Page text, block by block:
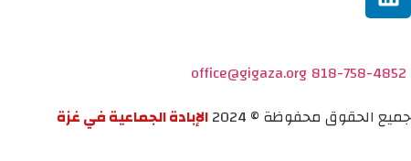
818-758-4852
office@gigaza.org
جميع الحقوق محفوظة © 2024
الإبادة الجماعية في غزة